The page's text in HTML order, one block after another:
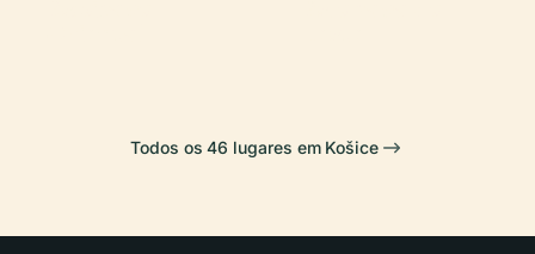
Todos os 46 lugares em Košice